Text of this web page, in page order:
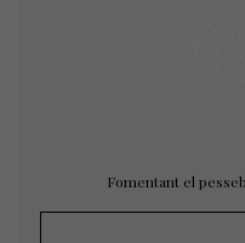
Fomentant el